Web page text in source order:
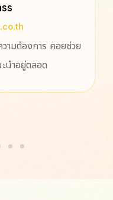
ามต้องการ คอยช่วย
นำอยู่ตลอด